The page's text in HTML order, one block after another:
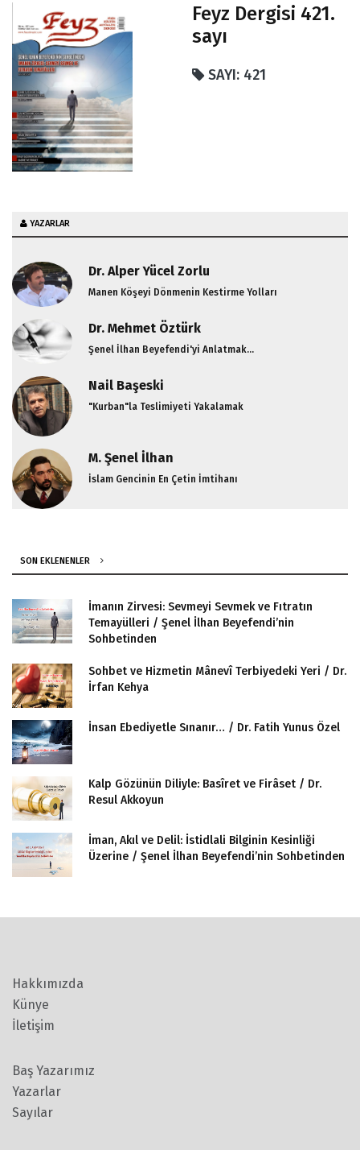
Feyz Dergisi 421.
sayı
SAYI: 421
YAZARLAR
Dr. Alper Yücel Zorlu
Manen Köşeyi Dönmenin Kestirme Yolları
Dr. Mehmet Öztürk
Şenel İlhan Beyefendi'yi Anlatmak...
Nail Başeski
"Kurban"la Teslimiyeti Yakalamak
M. Şenel İlhan
İslam Gencinin En Çetin İmtihanı
SON EKLENENLER
İmanın Zirvesi: Sevmeyi Sevmek ve Fıtratın
Temayülleri / Şenel İlhan Beyefendi’nin
Sohbetinden
Sohbet ve Hizmetin Mânevî Terbiyedeki Yeri / Dr.
İrfan Kehya
İnsan Ebediyetle Sınanır… / Dr. Fatih Yunus Özel
Kalp Gözünün Diliyle: Basîret ve Firâset / Dr.
Resul Akkoyun
İman, Akıl ve Delil: İstidlali Bilginin Kesinliği
Üzerine / Şenel İlhan Beyefendi’nin Sohbetinden
Hakkımızda
Künye
İletişim
Baş Yazarımız
Yazarlar
Sayılar